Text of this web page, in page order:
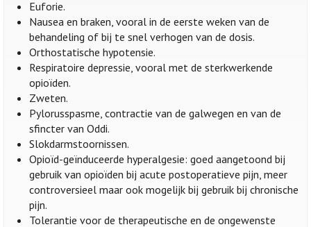
Euforie.
Nausea en braken, vooral in de eerste weken van de
behandeling of bij te snel verhogen van de dosis.
Orthostatische hypotensie.
Respiratoire depressie, vooral met de sterkwerkende
opioïden.
Zweten.
Pylorusspasme, contractie van de galwegen en van de
sfincter van Oddi.
Slokdarmstoornissen.
Opioïd-geïnduceerde hyperalgesie: goed aangetoond bij
gebruik van opioïden bij acute postoperatieve pijn, meer
controversieel maar ook mogelijk bij gebruik bij chronische
pijn.
Tolerantie voor de therapeutische en de ongewenste